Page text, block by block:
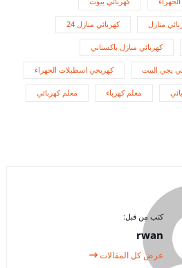
منازل كهربائي منازل 24
كهربائي منازل باكستاني
يجي البيت كهربجي اسطبلات الجهراء
معلم كهرباء معلم كهربائي
كتب من قبل:
rwan
عرض كل المقالات